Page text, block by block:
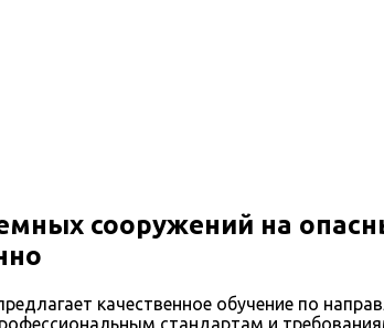
сооружений на
качественное обучение по
стандартам и